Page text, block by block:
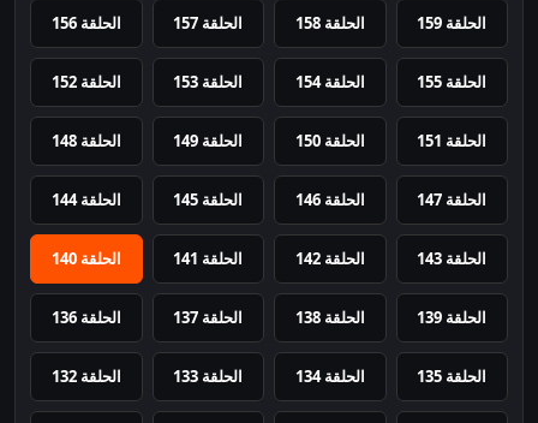
الحلقة 159 الحلقة 158 الحلقة 157 الحلقة 156
الحلقة 155 الحلقة 154 الحلقة 153 الحلقة 152
الحلقة 151 الحلقة 150 الحلقة 149 الحلقة 148
الحلقة 147 الحلقة 146 الحلقة 145 الحلقة 144
الحلقة 143 الحلقة 142 الحلقة 141 الحلقة 140
الحلقة 139 الحلقة 138 الحلقة 137 الحلقة 136
الحلقة 135 الحلقة 134 الحلقة 133 الحلقة 132